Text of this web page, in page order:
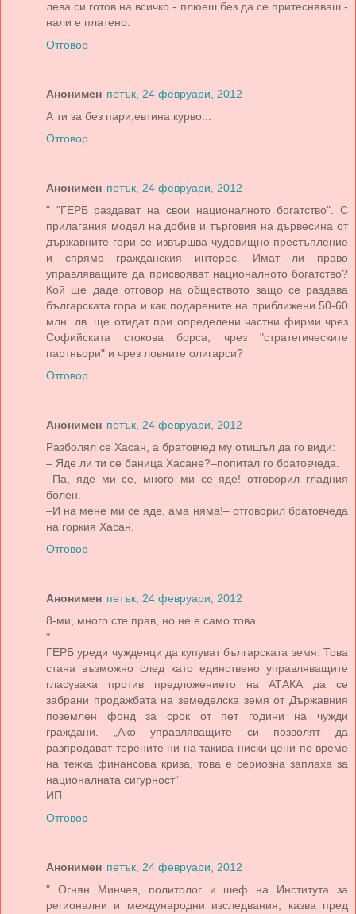
лева си готов на всичко - плюеш без да се притесняваш -
нали е платено.
Отговор
Анонимен петък, 24 февруари, 2012
А ти за без пари,евтина курво...
Отговор
Анонимен петък, 24 февруари, 2012
" "ГЕРБ раздават на свои националното богатство". С
прилагания модел на добив и търговия на дървесина от
държавните гори се извършва чудовищно престъпление
и спрямо гражданския интерес. Имат ли право
управляващите да присвояват националното богатство?
Кой ще даде отговор на обществото защо се раздава
българската гора и как подарените на приближени 50-60
млн. лв. ще отидат при определени частни фирми чрез
Софийската стокова борса, чрез "стратегическите
партньори" и чрез ловните олигарси?
Отговор
Анонимен петък, 24 февруари, 2012
Разболял се Хасан, а братовчед му отишъл да го види:
– Яде ли ти се баница Хасане?–попитал го братовчеда.
–Па, яде ми се, много ми се яде!–отговорил гладния
болен.
–И на мене ми се яде, ама няма!– отговорил братовчеда
на горкия Хасан.
Отговор
Анонимен петък, 24 февруари, 2012
8-ми, много сте прав, но не е само това
*
ГЕРБ уреди чужденци да купуват българската земя. Това
стана възможно след като единствено управляващите
гласуваха против предложението на АТАКА да се
забрани продажбата на земеделска земя от Държавния
поземлен фонд за срок от пет години на чужди
граждани. „Ако управляващите си позволят да
разпродават терените ни на такива ниски цени по време
на тежка финансова криза, това е сериозна заплаха за
националната сигурност”
ИП
Отговор
Анонимен петък, 24 февруари, 2012
" Огнян Минчев, политолог и шеф на Института за
регионални и международни изследвания, казва пред